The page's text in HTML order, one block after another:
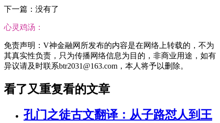
下一篇：没有了
心灵鸡汤：
免责声明：V神金融网所发布的内容是在网络上转载的，不为
其真实性负责，只为传播网络信息为目的，非商业用途，如有
异议请及时联系btr2031@163.com，本人将予以删除。
看了又重复看的文章
孔门之徒古文翻译：从子路怼人到王